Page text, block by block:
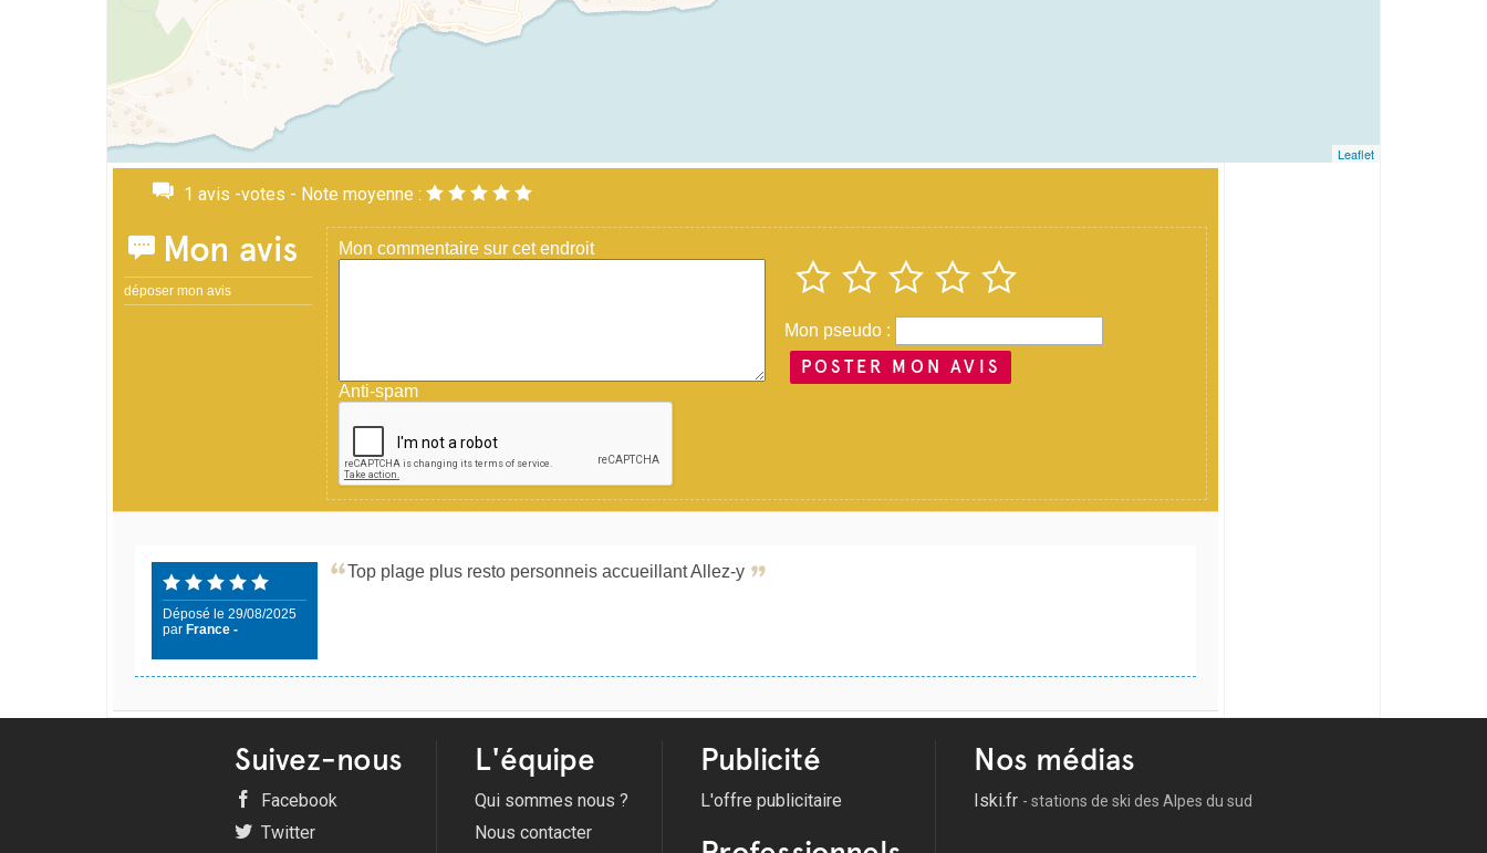
Leaflet
1 avis -votes - Note moyenne :
Mon avis
déposer mon avis
Mon commentaire sur cet endroit
Anti-spam
Mon pseudo :
POSTER MON AVIS
Déposé le 29/08/2025
par France -
Top plage plus resto personneis accueillant Allez-y
Suivez-nous
Facebook
Twitter
L'équipe
Qui sommes nous ?
Nous contacter
Publicité
L'offre publicitaire
Nos médias
Iski.fr - stations de ski des Alpes du sud